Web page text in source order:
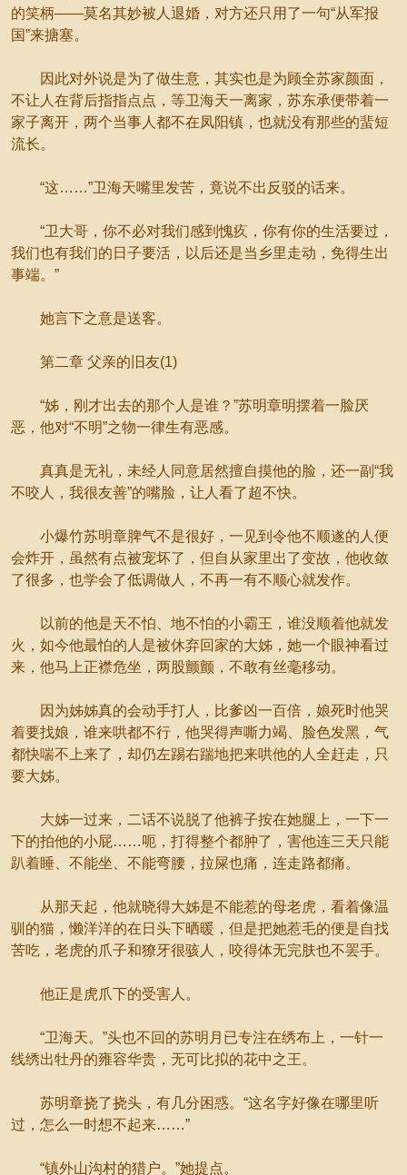
的笑柄——莫名其妙被人退婚，对方还只用了一句“从军报
国”来搪塞。
因此对外说是为了做生意，其实也是为顾全苏家颜面，
不让人在背后指指点点，等卫海天一离家，苏东承便带着一
家子离开，两个当事人都不在凤阳镇，也就没有那些的蜚短
流长。
“这……”卫海天嘴里发苦，竟说不出反驳的话来。
“卫大哥，你不必对我们感到愧疚，你有你的生活要过，
我们也有我们的日子要活，以后还是当乡里走动，免得生出
事端。”
她言下之意是送客。
第二章 父亲的旧友(1)
“姊，刚才出去的那个人是谁？”苏明章明摆着一脸厌
恶，他对“不明”之物一律生有恶感。
真真是无礼，未经人同意居然擅自摸他的脸，还一副“我
不咬人，我很友善”的嘴脸，让人看了超不快。
小爆竹苏明章脾气不是很好，一见到令他不顺遂的人便
会炸开，虽然有点被宠坏了，但自从家里出了变故，他收敛
了很多，也学会了低调做人，不再一有不顺心就发作。
以前的他是天不怕、地不怕的小霸王，谁没顺着他就发
火，如今他最怕的人是被休弃回家的大姊，她一个眼神看过
来，他马上正襟危坐，两股颤颤，不敢有丝毫移动。
因为姊姊真的会动手打人，比爹凶一百倍，娘死时他哭
着要找娘，谁来哄都不行，他哭得声嘶力竭、脸色发黑，气
都快喘不上来了，却仍左踢右踹地把来哄他的人全赶走，只
要大姊。
大姊一过来，二话不说脱了他裤子按在她腿上，一下一
下的拍他的小屁……呃，打得整个都肿了，害他连三天只能
趴着睡、不能坐、不能弯腰，拉屎也痛，连走路都痛。
从那天起，他就晓得大姊是不能惹的母老虎，看着像温
驯的猫，懒洋洋的在日头下晒暖，但是把她惹毛的便是自找
苦吃，老虎的爪子和獠牙很骇人，咬得体无完肤也不罢手。
他正是虎爪下的受害人。
“卫海天。”头也不回的苏明月已专注在绣布上，一针一
线绣出牡丹的雍容华贵，无可比拟的花中之王。
苏明章挠了挠头，有几分困惑。“这名字好像在哪里听
过，怎么一时想不起来……”
“镇外山沟村的猎户。”她提点。